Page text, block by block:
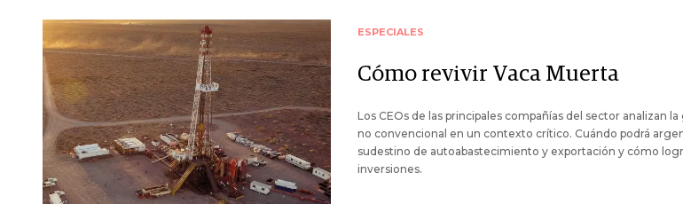
ESPECIALES
Cómo revivir Vaca Muerta
Los CEOs de las principales compañías del sector analizan
no convencional en un contexto crítico. Cuándo podrá
sudestino de autoabastecimiento y exportación y cómo
inversiones.